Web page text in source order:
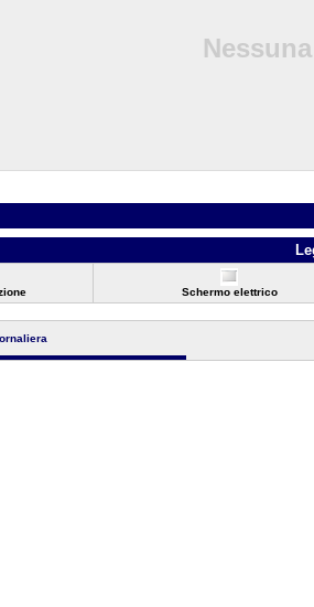
Schermo elettrico